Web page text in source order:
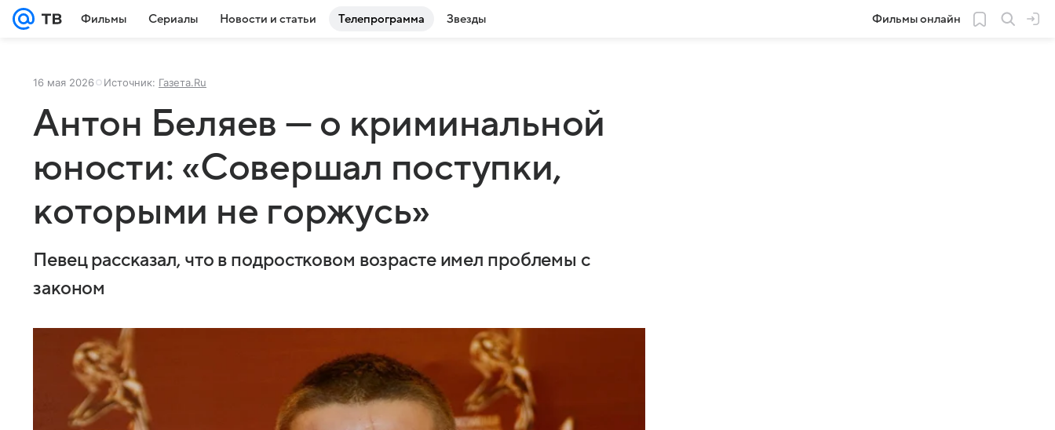
Фильмы Сериалы Новости и статьи Телепрограмма Звезды Фильмы онлайн
16 мая 2026 Источник: Газета.Ru
Антон Беляев — о криминальной
юности: «Совершал поступки,
которыми не горжусь»
Певец рассказал, что в подростковом возрасте имел проблемы с
законом